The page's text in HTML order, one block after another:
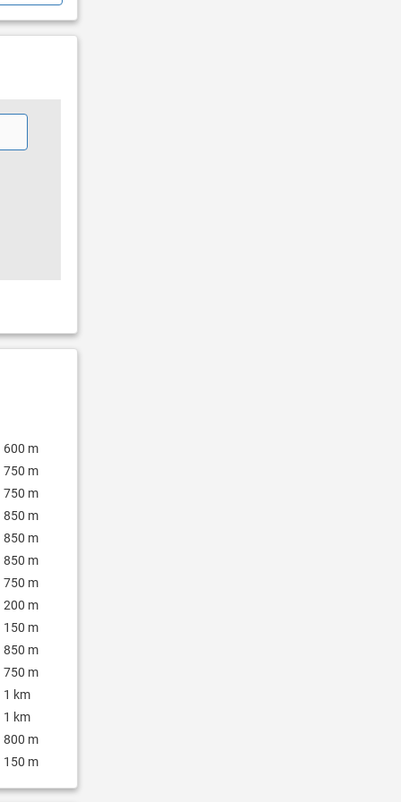
600 m
750 m
750 m
850 m
850 m
850 m
750 m
200 m
150 m
850 m
750 m
1 km
1 km
800 m
150 m